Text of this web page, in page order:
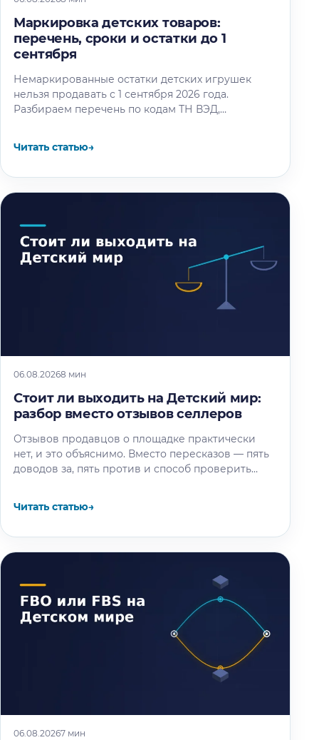
Маркировка детских товаров:
перечень, сроки и остатки до 1
сентября
Немаркированные остатки детских игрушек
нельзя продавать с 1 сентября 2026 года.
Разбираем перечень по кодам ТН ВЭД,
Читать статью→
06.08.20268 мин
Стоит ли выходить на Детский мир:
разбор вместо отзывов селлеров
Отзывов продавцов о площадке практически
нет, и это объяснимо. Вместо пересказов — пять
доводов за, пять против и способ проверить
Читать статью→
06.08.20267 мин